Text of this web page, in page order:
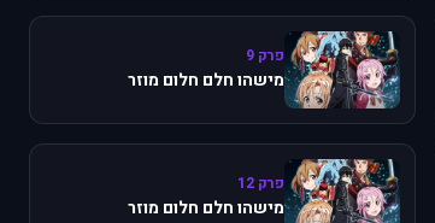
פרק 9
מישהו חלם חלום מוזר
פרק 12
מישהו חלם חלום מוזר